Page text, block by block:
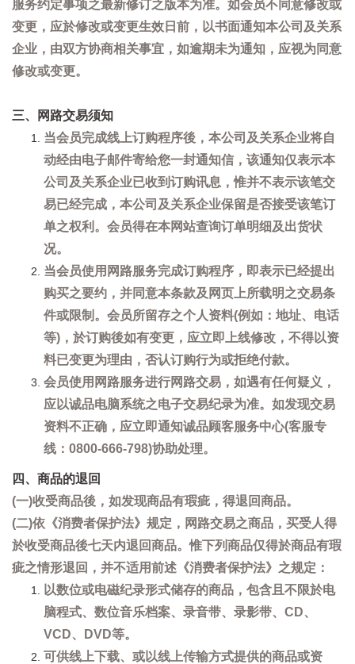
服务约定事项之最新修订之版本为准。如会员不同意修改或
变更，应於修改或变更生效日前，以书面通知本公司及关系
企业，由双方协商相关事宜，如逾期未为通知，应视为同意
修改或变更。
三、网路交易须知
当会员完成线上订购程序後，本公司及关系企业将自
动经由电子邮件寄给您一封通知信，该通知仅表示本
公司及关系企业已收到订购讯息，惟并不表示该笔交
易已经完成，本公司及关系企业保留是否接受该笔订
单之权利。会员得在本网站查询订单明细及出货状
况。
当会员使用网路服务完成订购程序，即表示已经提出
购买之要约，并同意本条款及网页上所载明之交易条
件或限制。会员所留存之个人资料(例如：地址、电话
等)，於订购後如有变更，应立即上线修改，不得以资
料已变更为理由，否认订购行为或拒绝付款。
会员使用网路服务进行网路交易，如遇有任何疑义，
应以诚品电脑系统之电子交易纪录为准。如发现交易
资料不正确，应立即通知诚品顾客服务中心(客服专
线：0800-666-798)协助处理。
四、商品的退回
(一)收受商品後，如发现商品有瑕疵，得退回商品。
(二)依《消费者保护法》规定，网路交易之商品，买受人得
於收受商品後七天内退回商品。惟下列商品仅得於商品有瑕
疵之情形退回，并不适用前述《消费者保护法》之规定：
以数位或电磁纪录形式储存的商品，包含且不限於电
脑程式、数位音乐档案、录音带、录影带、CD、
VCD、DVD等。
可供线上下载、或以线上传输方式提供的商品或资